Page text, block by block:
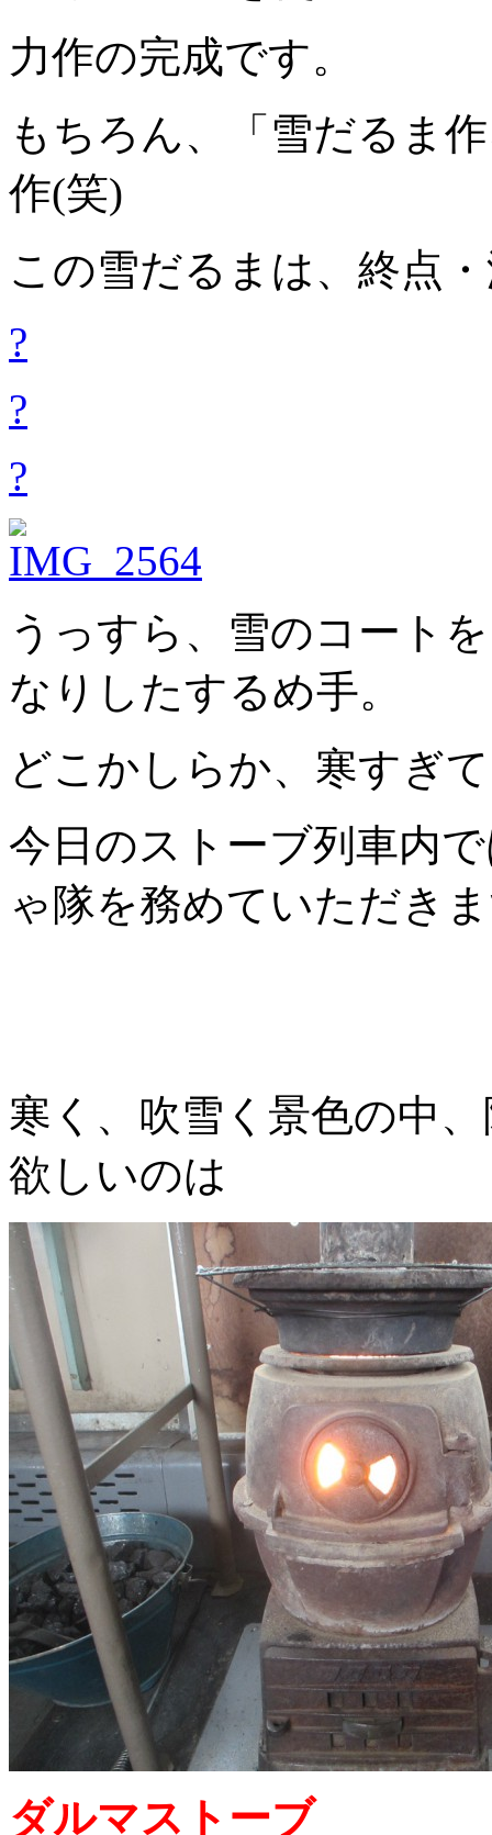
力作の完成です。
もちろん、「雪だるま
作(笑)
この雪だるまは、終点
?
?
?
うっすら、雪のコート
なりしたするめ手。
どこかしらか、寒すぎ
今日のストーブ列車内
ゃ隊を務めていただき
寒く、吹雪く景色の中
欲しいのは
ダルマストーブ